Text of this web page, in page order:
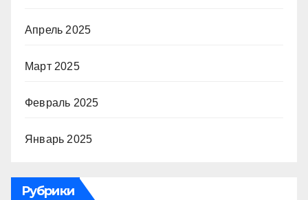
Апрель 2025
Март 2025
Февраль 2025
Январь 2025
Рубрики